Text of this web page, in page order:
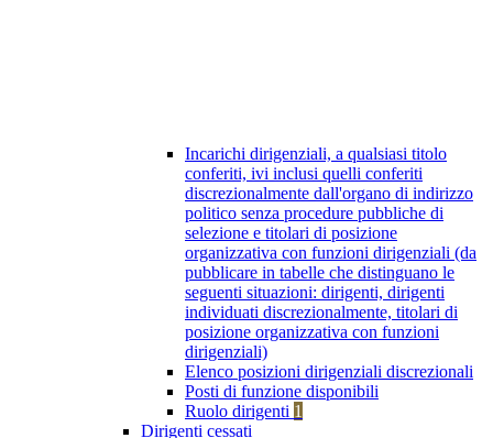
Incarichi dirigenziali, a qualsiasi titolo
conferiti, ivi inclusi quelli conferiti
discrezionalmente dall'organo di indirizzo
politico senza procedure pubbliche di
selezione e titolari di posizione
organizzativa con funzioni dirigenziali (da
pubblicare in tabelle che distinguano le
seguenti situazioni: dirigenti, dirigenti
individuati discrezionalmente, titolari di
posizione organizzativa con funzioni
dirigenziali)
Elenco posizioni dirigenziali discrezionali
Posti di funzione disponibili
Ruolo dirigenti 1
Dirigenti cessati